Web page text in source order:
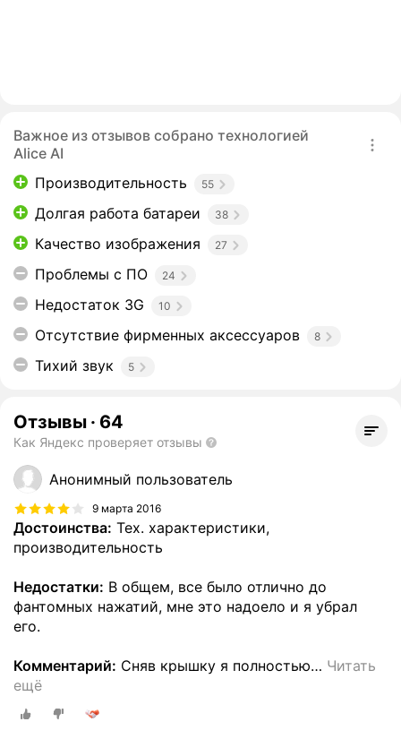
Важное из отзывов собрано технологией
Alice AI
Производительность
55
Долгая работа батареи 38
Качество изображения 27
Проблемы с ПО 24
Недостаток 3G 10
Отсутствие фирменных аксессуаров 8
Тихий звук 5
Отзывы · 64
Как Яндекс проверяет отзывы
Анонимный пользователь
9 марта 2016
Достоинства: Тех. характеристики,
производительность
Недостатки: В общем, все было отлично до
фантомных нажатий, мне это надоело и я убрал
его.
Комментарий: Сняв крышку я полностью… Читать
ещё